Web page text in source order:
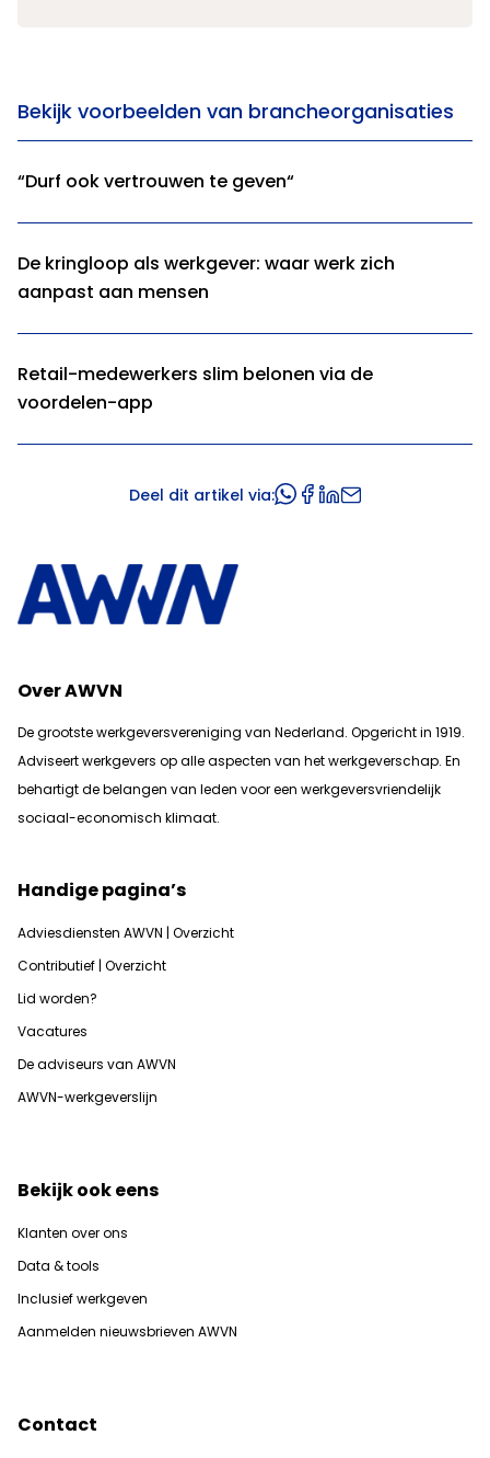
Bekijk voorbeelden van brancheorganisaties
“Durf ook vertrouwen te geven“
De kringloop als werkgever: waar werk zich
aanpast aan mensen
Retail-medewerkers slim belonen via de
voordelen-app
Deel dit artikel via:
Over AWVN
De grootste werkgeversvereniging van Nederland. Opgericht in 1919.
Adviseert werkgevers op alle aspecten van het werkgeverschap. En
behartigt de belangen van leden voor een werkgeversvriendelijk
sociaal-economisch klimaat.
Handige pagina’s
Adviesdiensten AWVN | Overzicht
Contributief | Overzicht
Lid worden?
Vacatures
De adviseurs van AWVN
AWVN-werkgeverslijn
Bekijk ook eens
Klanten over ons
Data & tools
Inclusief werkgeven
Aanmelden nieuwsbrieven AWVN
Contact